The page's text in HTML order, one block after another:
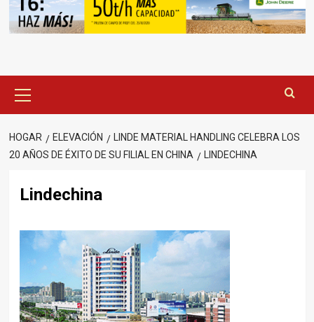
principal
HOGAR ELEVACIÓN
LINDE MATERIAL HANDLING CELEBRA LOS
20 AÑOS DE ÉXITO DE SU FILIAL EN CHINA
LINDECHINA
Lindechina